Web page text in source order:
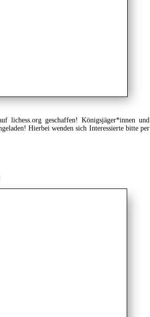
lichess.org geschaffen! Königsjäger*innen und
Hierbei wenden sich Interessierte bitte per